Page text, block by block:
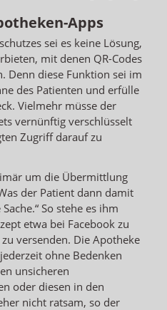
Apps
sei es keine Lösung,
mit denen QR-Codes
Denn diese Funktion sei im
des Patienten und erfülle
Vielmehr müsse der
vernünftig verschlüsselt
Zugriff darauf zu
um die Übermittlung
der Patient dann damit
So stehe es ihm
etwa bei Facebook zu
versenden. Die Apotheke
ohne Bedenken
unsicheren
oder diesen in den
nicht ratsam, so der